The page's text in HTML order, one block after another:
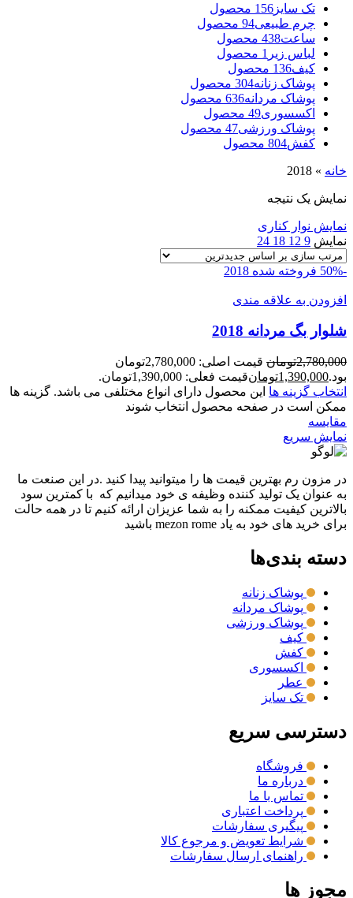
تک سایز 156 محصول
چرم طبیعی94 محصول
ساعت438 محصول
لباس زیر 1 محصول
کیف136 محصول
پوشاک زنانه304 محصول
پوشاک مردانه636 محصول
اکسسوری49 محصول
پوشاک ورزشی47 محصول
کفش804 محصول
خانه »
2018
نمایش یک نتیجه
نمایش نوار کناری
نمایش 9
12
18
24
-50% فروخته شده 2018
افزودن به علاقه مندی
شلوار بگ مردانه 2018
2,780,000تومان
قیمت اصلی: 2,780,000تومان
بود.1,390,000تومانقیمت فعلی: 1,390,000تومان.
انتخاب گزینه ها این محصول دارای انواع مختلفی می باشد. گزینه ها
ممکن است در صفحه محصول انتخاب شوند
مقايسه
نمایش سریع
در مزون رم بهترین قیمت ها را میتوانید پیدا کنید .در این صنعت ما
به عنوان یک تولید کننده وظیفه ی خود میدانیم که با کمترین سود
بالاترین کیفیت ممکنه را به شما عزیزان ارائه کنیم تا در همه حالت
برای خرید های خود به یاد mezon rome باشید
دسته بندی‌ها
پوشاک زنانه
پوشاک مردانه
پوشاک ورزشی
کیف
کفش
اکسسوری
عطر
تک سایز
دسترسی سریع
فروشگاه
درباره ما
تماس با ما
پرداخت اعتباری
پیگیری سفارشات
شرایط تعویض و مرجوع کالا
راهنمای ارسال سفارشات
مجوز ها